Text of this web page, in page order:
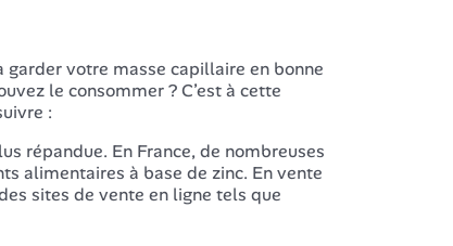
garder votre masse capillaire en bonne
le consommer ? C’est à cette
:
répandue. En France, de nombreuses
alimentaires à base de zinc. En vente
sites de vente en ligne tels que